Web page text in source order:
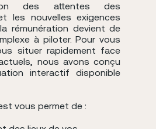
des attentes des
les nouvelles exigences
rémunération devient de
à piloter. Pour vous
situer rapidement face
nous avons conçu
interactif disponible
vous permet de :